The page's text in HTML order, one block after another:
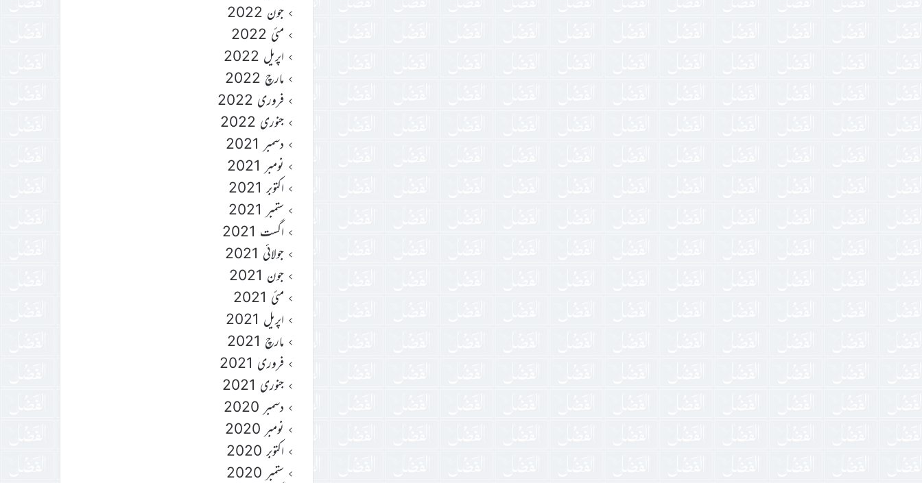
جون 2022
مئی 2022
اپریل 2022
مارچ 2022
فروری 2022
جنوری 2022
دسمبر 2021
نومبر 2021
اکتوبر 2021
ستمبر 2021
اگست 2021
جولائی 2021
جون 2021
مئی 2021
اپریل 2021
مارچ 2021
فروری 2021
جنوری 2021
دسمبر 2020
نومبر 2020
اکتوبر 2020
ستمبر 2020